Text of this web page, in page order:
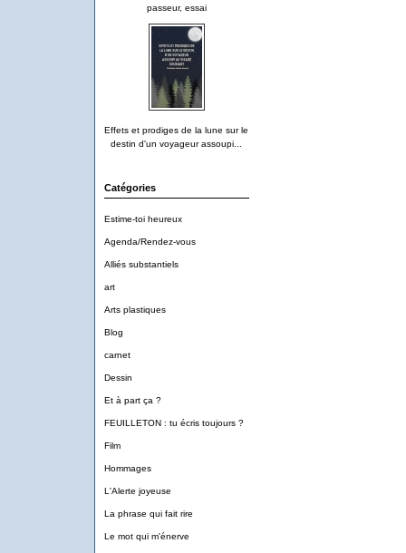
passeur, essai
Effets et prodiges de la lune sur le
destin d'un voyageur assoupi...
Catégories
Estime-toi heureux
Agenda/Rendez-vous
Alliés substantiels
art
Arts plastiques
Blog
carnet
Dessin
Et à part ça ?
FEUILLETON : tu écris toujours ?
Film
Hommages
L'Alerte joyeuse
La phrase qui fait rire
Le mot qui m'énerve